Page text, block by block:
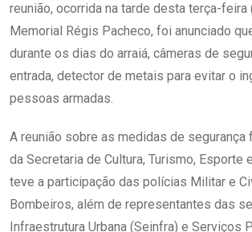
reunião, ocorrida na tarde desta terça-feira
Memorial Régis Pacheco, foi anunciado
durante os dias do arraiá, câmeras de
entrada, detector de metais para evitar o
pessoas armadas.
A reunião sobre as medidas de segurança
da Secretaria de Cultura, Turismo, Esporte
teve a participação das polícias Militar e
Bombeiros, além de representantes das
Infraestrutura Urbana (Seinfra) e Serviços